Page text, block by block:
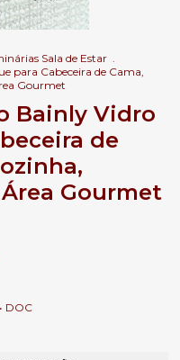
Sala de Estar .
para Cabeceira de Cama,
Gourmet
Bainly Vidro
de
Gourmet
DOC